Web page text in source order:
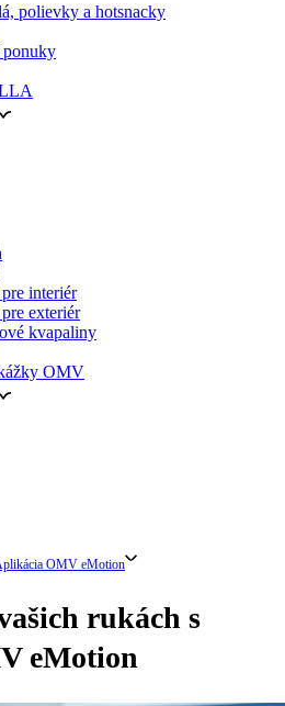
polievky a hotsnacky
interiér
exteriér
kvapaliny
OMV
OMV eMotion
rukách s
eMotion